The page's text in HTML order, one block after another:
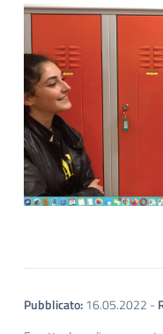
Pubblicato:16.05.2022 -